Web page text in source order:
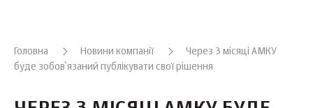
Головна Новини компанії
Через 3 місяці АМКУ
буде зобов`язаний публікувати свої рішення